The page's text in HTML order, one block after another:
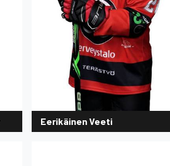
Eerikäinen Veeti